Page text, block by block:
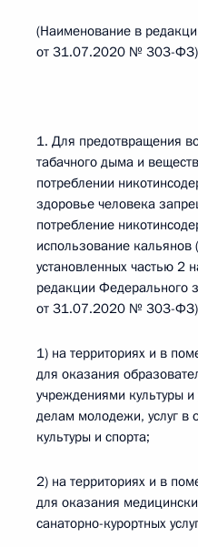
(Наименование в
от 31.07.2020 № 303-ФЗ)
1. Для предотвращения
табачного дыма и
потреблении
здоровье человека
потребление
использование кальянов
установленных частью 2
редакции Федерального
от 31.07.2020 № 303-ФЗ)
1) на территориях и в
для оказания
учреждениями культуры
делам молодежи, услуг в
культуры и спорта;
2) на территориях и в
для оказания
санаторно-курортных